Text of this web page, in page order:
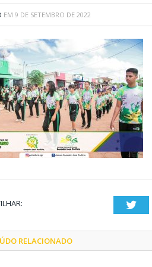
EM 9 DE SETEMBRO DE 2022
RELACIONADO